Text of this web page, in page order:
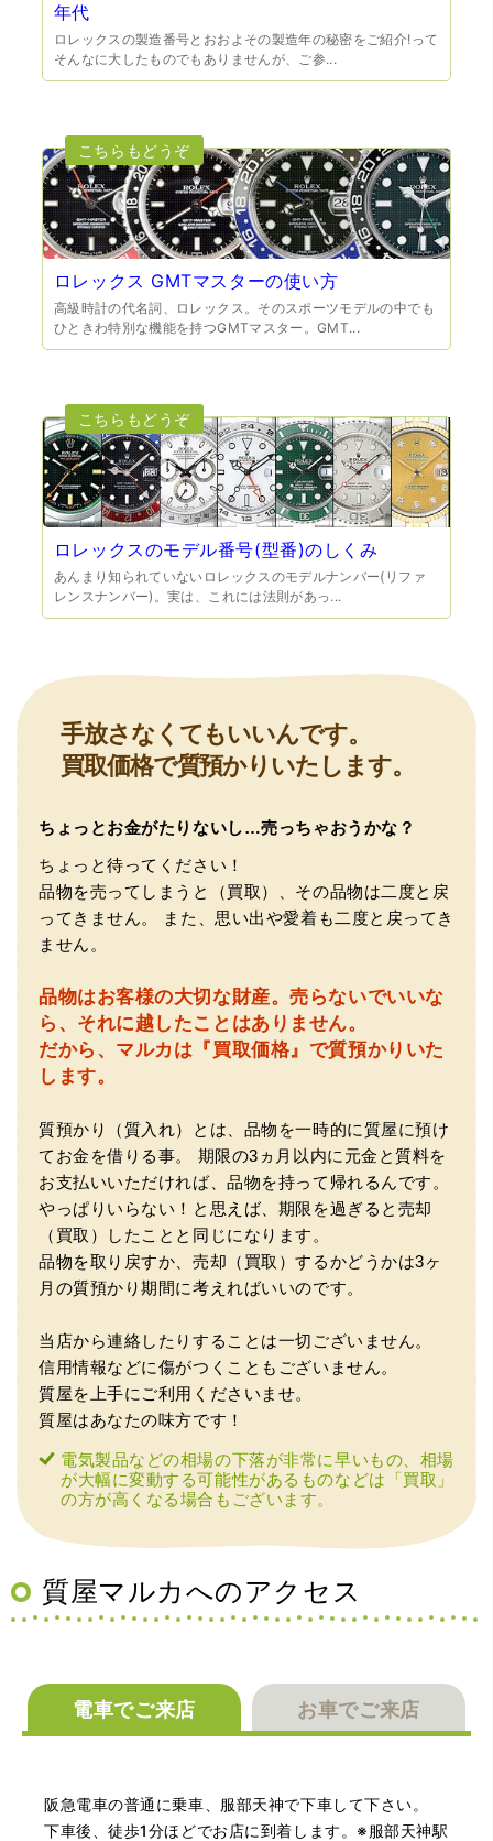
てもらえた事がとてもよかったです。親切な対応で、また
何かあった時にはこちらでお願いしたいと思いました。
いましたが、今までの質屋さんとは全く違う、とても良い
印象でした。何度でも伺いたくなりました。この度は、本
当にありがとうございました。
正直他店の倍以上で驚きました。また機会があれば利用し
（大阪府東大阪市）ネットを見て安心できるお店であると
感じて飛び込みで訪問。飛びこみにも関わらず、とても親
るお店でした。満足いく金額で買い取って頂きました。あ
りがとうございます。
（兵庫県神戸市）別のお店でメール査定した際の1.5倍の金
額を提示いただけたので即決しました。楽器も安心してお
任せできそうです!
管に関する知識も教えて頂けました。戻ってきた際には教
（大阪府池田市）丁寧に説明して頂き思っていたよりの金
額でした。一旦持ち帰りましたが、良い金額だったので買
取して頂きました。又、機会あれば是非利用したいです。
年代
ロレックスの製造番号とおおよその製造年の秘密をご紹介!って
そんなに大したものでもありませんが、ご参...
ロレックス GMTマスターの使い方
高級時計の代名詞、ロレックス。そのスポーツモデルの中でも
ひときわ特別な機能を持つGMTマスター。GMT...
ロレックスのモデル番号(型番)のしくみ
あんまり知られていないロレックスのモデルナンバー(リファ
レンスナンバー)。実は、これには法則があっ...
手放さなくてもいいんです。
買取価格で質預かりいたします。
ちょっとお金がたりないし…売っちゃおうかな？
ちょっと待ってください！
品物を売ってしまうと（買取）、その品物は二度と戻
ってきません。
また、思い出や愛着も二度と戻ってき
ません。
品物はお客様の大切な財産。売らないでいいな
ら、それに越したことはありません。
だから、マルカは『買取価格』で質預かりいた
します。
質預かり（質入れ）とは、品物を一時的に質屋に預け
てお金を借りる事。
期限の3ヵ月以内に元金と質料を
お支払いいただければ、品物を持って帰れるんです。
やっぱりいらない！と思えば、期限を過ぎると売却
（買取）したことと同じになります。
品物を取り戻すか、売却（買取）するかどうかは3ヶ
月の質預かり期間に考えればいいのです。
当店から連絡したりすることは一切ございません。
信用情報などに傷がつくこともございません。
質屋を上手にご利用くださいませ。
質屋はあなたの味方です！
電気製品などの相場の下落が非常に早いもの、相場
が大幅に変動する可能性があるものなどは「買取」
の方が高くなる場合もございます。
質屋マルカへのアクセス
電車でご来店 お車でご来店
阪急電車の普通に乗車、服部天神で下車して下さい。
下車後、徒歩1分ほどでお店に到着します。※服部天神駅